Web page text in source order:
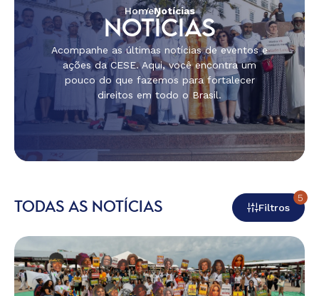
HomeNotícias
NOTÍCIAS
Acompanhe as últimas notícias de eventos e
ações da CESE. Aqui, você encontra um
pouco do que fazemos para fortalecer
direitos em todo o Brasil.
TODAS AS NOTÍCIAS Filtros
5